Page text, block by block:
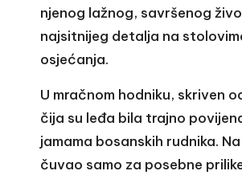
njenog lažnog, savršenog
najsitnijeg detalja na
osjećanja.
U mračnom hodniku, skriven
čija su leđa bila trajno
jamama bosanskih rudnika.
čuvao samo za posebne